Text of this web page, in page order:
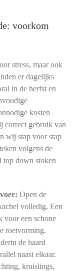
voorkom
stress, maar ook
er dagelijks
in de herfst en
kosten
correct gebruik van
wij stap voor stap
volgens de
top down stoken
Open de
volledig. Een
voor een schone
roetvorming.
de haard
naast elkaar.
kruislings,